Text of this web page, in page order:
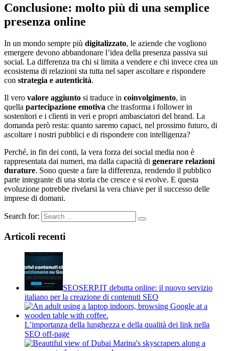
Conclusione: molto più di una semplice
presenza online
In un mondo sempre più digitalizzato, le aziende che vogliono
emergere devono abbandonare l’idea della presenza passiva sui
social. La differenza tra chi si limita a vendere e chi invece crea un
ecosistema di relazioni sta tutta nel saper ascoltare e rispondere
con strategia e autenticità.
Il vero valore aggiunto si traduce in coinvolgimento, in
quella partecipazione emotiva che trasforma i follower in
sostenitori e i clienti in veri e propri ambasciatori del brand. La
domanda però resta: quanto saremo capaci, nel prossimo futuro, di
ascoltare i nostri pubblici e di rispondere con intelligenza?
Perché, in fin dei conti, la vera forza dei social media non è
rappresentata dai numeri, ma dalla capacità di generare relazioni
durature. Sono queste a fare la differenza, rendendo il pubblico
parte integrante di una storia che cresce e si evolve. E questa
evoluzione potrebbe rivelarsi la vera chiave per il successo delle
imprese di domani.
Search for:
Articoli recenti
SEOSERP.IT debutta online: il nuovo servizio
italiano per la creazione di contenuti SEO
L’importanza della lunghezza e della qualità dei link nella
SEO off-page